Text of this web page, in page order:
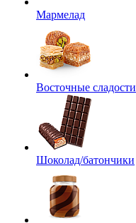
Мармелад
Восточные сладости
Шоколад/батончики